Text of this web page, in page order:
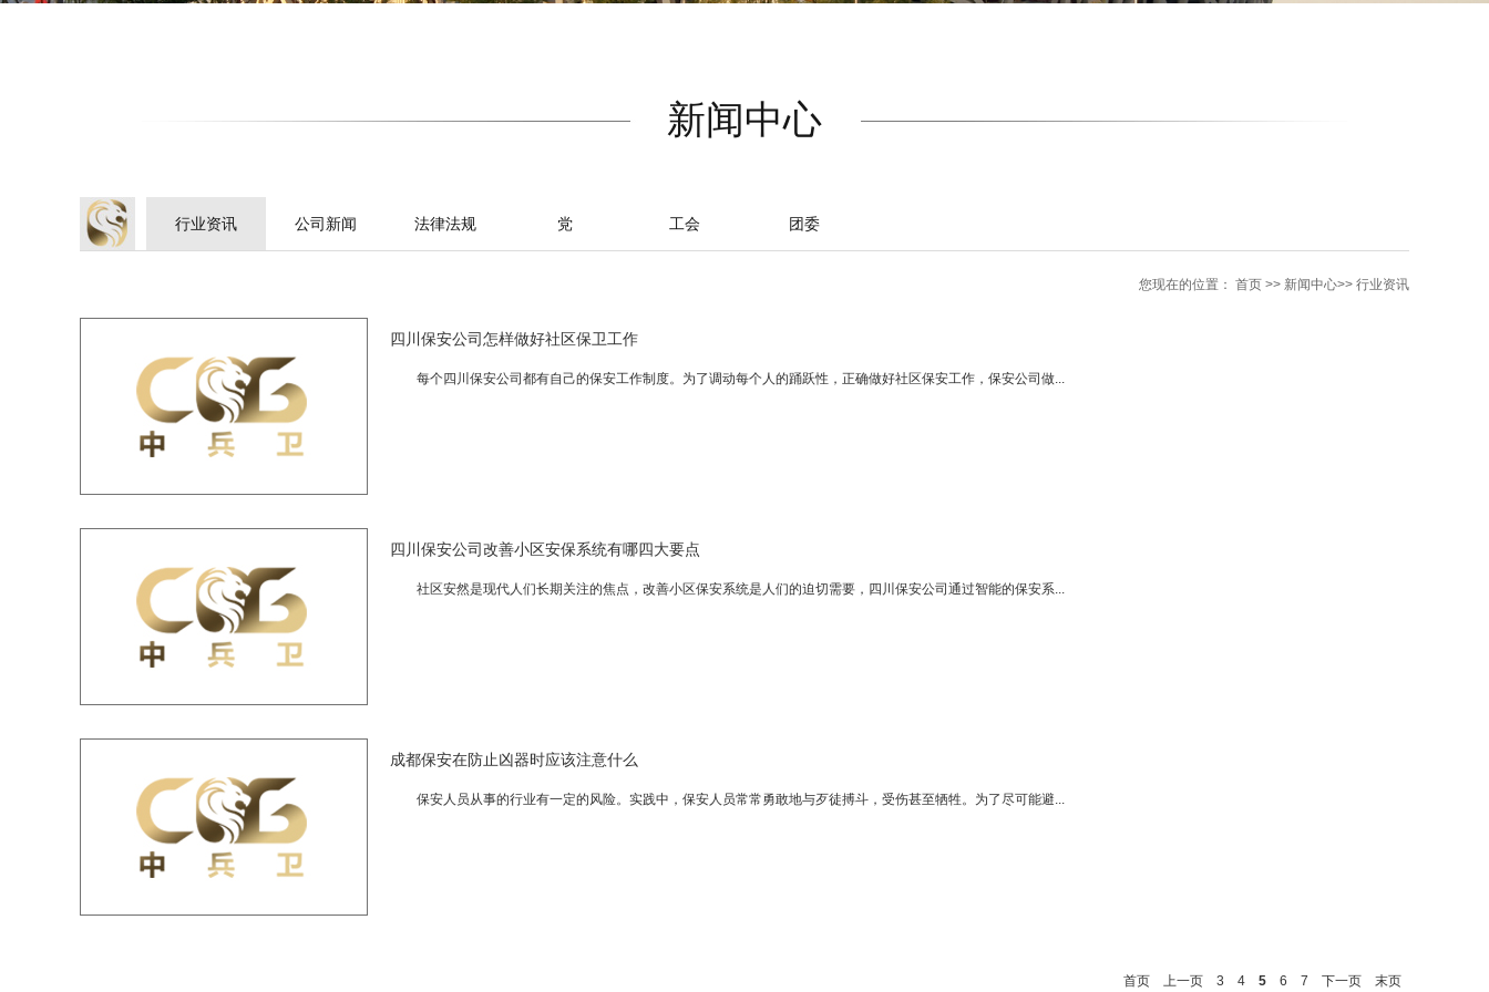
新闻中心
行业资讯 公司新闻 法律法规 党 工会 团委
您现在的位置： 首页 >> 新闻中心>> 行业资讯
四川保安公司怎样做好社区保卫工作
每个四川保安公司都有自己的保安工作制度。为了调动每个人的踊跃性，正确做好社区保安工作，保安公司做...
四川保安公司改善小区安保系统有哪四大要点
社区安然是现代人们长期关注的焦点，改善小区保安系统是人们的迫切需要，四川保安公司通过智能的保安系...
成都保安在防止凶器时应该注意什么
保安人员从事的行业有一定的风险。实践中，保安人员常常勇敢地与歹徒搏斗，受伤甚至牺牲。为了尽可能避...
首页 上一页 3 4 5 6 7 下一页 末页